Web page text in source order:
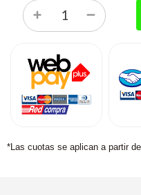
*Las cuotas se aplican a partir